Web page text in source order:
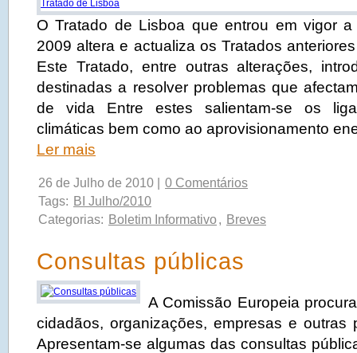
O Tratado de Lisboa que entrou em vigor
2009 altera e actualiza os Tratados
Este Tratado, entre outras alterações,
destinadas a resolver problemas que
de vida Entre estes salientam-se os
climáticas bem como ao aprovisionamento
Ler mais
26 de Julho de 2010 |
0 Comentários
Tags: BI Julho/2010
Categorias: Boletim Informativo, Breves
Consultas públicas
A Comissão Europeia
cidadãos, organizações, empresas e outras
Apresentam-se algumas das consultas